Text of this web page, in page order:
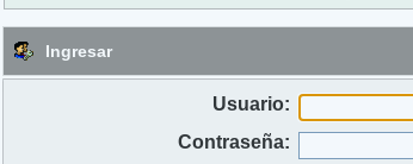
Ingresar
Usuario:
Contraseña: